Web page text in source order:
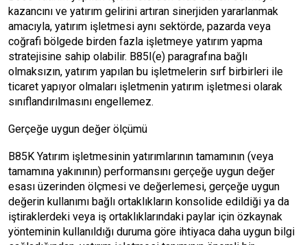
kazancını ve yatırım gelirini artıran sinerjiden yararlanmak
amacıyla, yatırım işletmesi aynı sektörde, pazarda veya
coğrafi bölgede birden fazla işletmeye yatırım yapma
stratejisine sahip olabilir. B85I(e) paragrafına bağlı
olmaksızın, yatırım yapılan bu işletmelerin sırf birbirleri ile
ticaret yapıyor olmaları işletmenin yatırım işletmesi olarak
sınıflandırılmasını engellemez.
Gerçeğe uygun değer ölçümü
B85K Yatırım işletmesinin yatırımlarının tamamının (veya
tamamına yakınının) performansını gerçeğe uygun değer
esası üzerinden ölçmesi ve değerlemesi, gerçeğe uygun
değerin kullanımı bağlı ortaklıkların konsolide edildiği ya da
iştiraklerdeki veya iş ortaklıklarındaki paylar için özkaynak
yönteminin kullanıldığı duruma göre ihtiyaca daha uygun bilgi